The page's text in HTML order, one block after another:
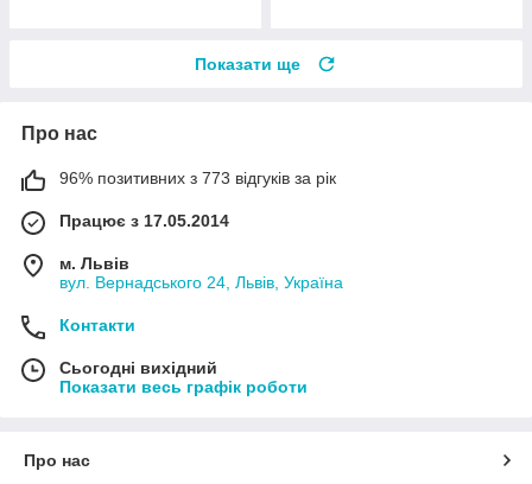
Показати ще
Про нас
96% позитивних з 773 відгуків за рік
Працює з 17.05.2014
м. Львів
вул. Вернадського 24, Львів, Україна
Контакти
Сьогодні вихідний
Показати весь графік роботи
Про нас